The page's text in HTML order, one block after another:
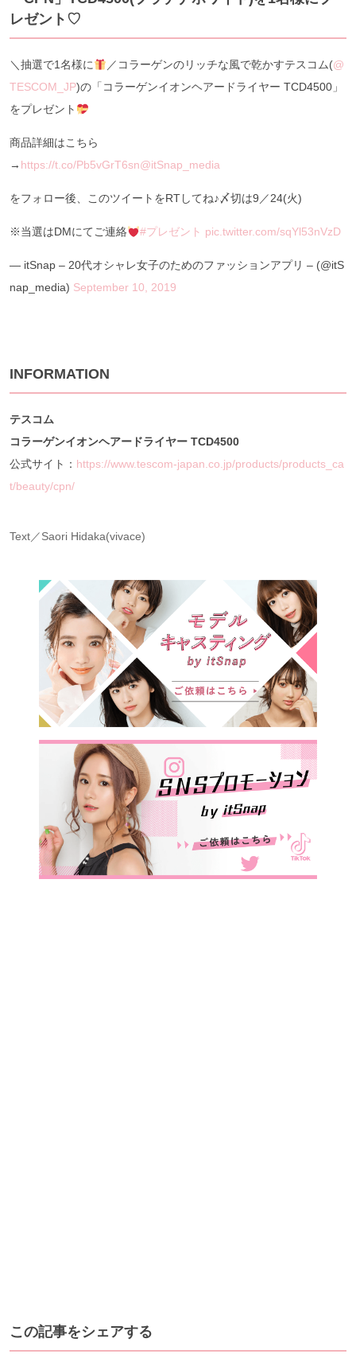
レゼント♡
＼抽選で1名様に ／コラーゲンのリッチな風で乾かすテスコム(@
TESCOM_JP)の「コラーゲンイオンヘアードライヤー TCD4500」
をプレゼント
商品詳細はこちら
→ https://t.co/Pb5vGrT6sn@itSnap_media
をフォロー後、このツイートをRTしてね♪〆切は9／24(火)
※当選はDMにてご連絡 #プレゼント pic.twitter.com/sqYl53nVzD
— itSnap – 20代オシャレ女子のためのファッションアプリ – (@itS
nap_media) September 10, 2019
INFORMATION
テスコム
コラーゲンイオンヘアードライヤー TCD4500
公式サイト： https://www.tescom-japan.co.jp/products/products_ca
t/beauty/cpn/
Text／Saori Hidaka(vivace)
この記事をシェアする